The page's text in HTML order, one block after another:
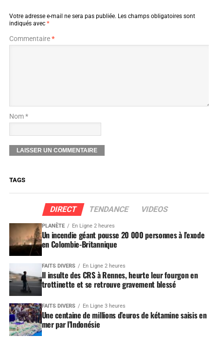
Votre adresse e-mail ne sera pas publiée. Les champs obligatoires sont
indiqués avec *
Commentaire*
Nom *
TAGS
DIRECT TENDANCE VIDEOS
PLANÈTE En Ligne 2 heures
Un incendie géant pousse 20 000 personnes à l’exode
en Colombie-Britannique
FAITS DIVERS En Ligne 2 heures
Il insulte des CRS à Rennes, heurte leur fourgon en
trottinette et se retrouve gravement blessé
FAITS DIVERS En Ligne 3 heures
Une centaine de millions d’euros de kétamine saisis en
mer par l’Indonésie